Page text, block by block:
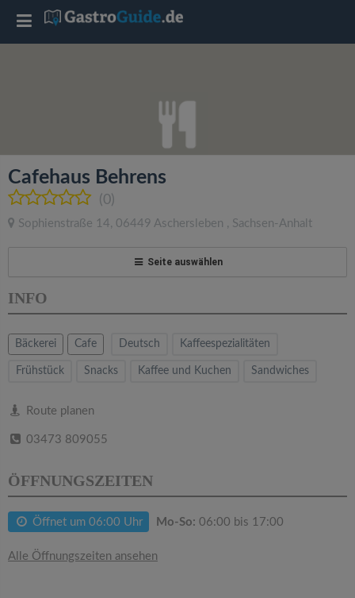
Cafehaus Behrens
(0)
Sophienstraße 14, 06449 Aschersleben , Sachsen-Anhalt
Seite auswählen
INFO
Bäckerei Cafe Deutsch Kaffeespezialitäten
Frühstück Snacks Kaffee und Kuchen Sandwiches
Route planen
03473 809055
ÖFFNUNGSZEITEN
Öffnet um 06:00 Uhr Mo-So: 06:00 bis 17:00
Alle Öffnungszeiten ansehen
T
l
e
a
v
g
a
t